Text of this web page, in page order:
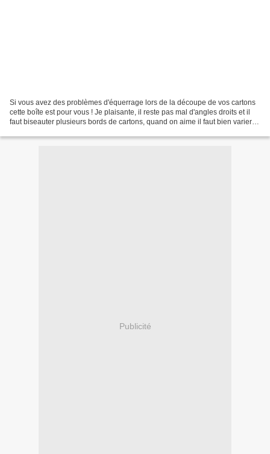
Si vous avez des problèmes d'équerrage lors de la découpe de vos cartons
cette boîte est pour vous ! Je plaisante, il reste pas mal d'angles droits et il
faut biseauter plusieurs bords de cartons, quand on aime il faut bien varier
Publicité